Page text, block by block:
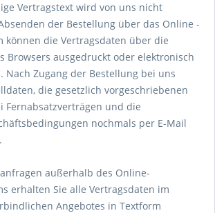
Vertragstext wird von uns nicht
der Bestellung über das Online -
können die Vertragsdaten über die
Browsers ausgedruckt oder elektronisch
Nach Zugang der Bestellung bei uns
die gesetzlich vorgeschriebenen
Fernabsatzverträgen und die
nochmals per E-Mail
außerhalb des Online-
erhalten Sie alle Vertragsdaten im
Angebotes in Textform